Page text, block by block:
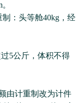
：头等舱40kg，经
5公斤，体积不得
由计重制改为计件